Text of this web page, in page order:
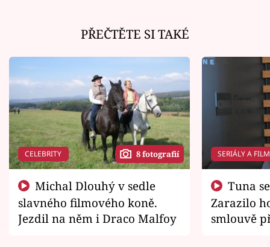
PŘEČTĚTE SI TAKÉ
CELEBRITY 8 fotografií
slavného filmového koně.
Jezdil na něm i Draco Malfoy
SERIÁLY A
Zarazilo
smlouvě